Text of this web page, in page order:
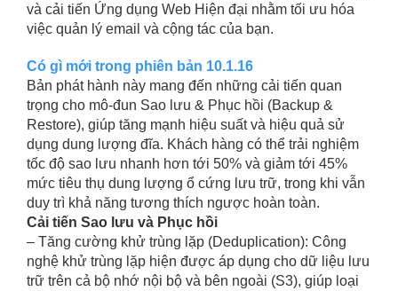
và cải tiến Ứng dụng Web Hiện đại nhằm tối ưu hóa
việc quản lý email và cộng tác của bạn.
Có gì mới trong phiên bản 10.1.16
Bản phát hành này mang đến những cải tiến quan
trọng cho mô-đun Sao lưu & Phục hồi (Backup &
Restore), giúp tăng mạnh hiệu suất và hiệu quả sử
dụng dung lượng đĩa. Khách hàng có thể trải nghiệm
tốc độ sao lưu nhanh hơn tới 50% và giảm tới 45%
mức tiêu thụ dung lượng ổ cứng lưu trữ, trong khi vẫn
duy trì khả năng tương thích ngược hoàn toàn.
Cải tiến Sao lưu và Phục hồi
– Tăng cường khử trùng lặp (Deduplication): Công
nghệ khử trùng lặp hiện được áp dụng cho dữ liệu lưu
trữ trên cả bộ nhớ nội bộ và bên ngoài (S3), giúp loại